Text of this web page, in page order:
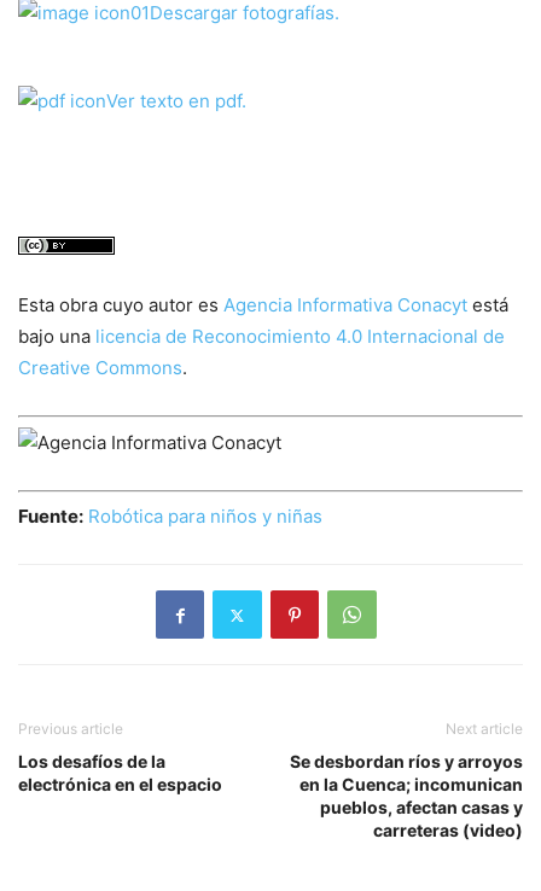
Descargar fotografías.
Ver texto en pdf.
Esta obra cuyo autor es Agencia Informativa Conacyt está
bajo una licencia de Reconocimiento 4.0 Internacional de
Creative Commons.
Fuente: Robótica para niños y niñas
Previous article
Los desafíos de la
electrónica en el espacio
Next article
Se desbordan ríos y arroyos
en la Cuenca; incomunican
pueblos, afectan casas y
carreteras (video)